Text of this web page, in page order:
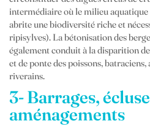
intermédiaire où le milieu
abrite une biodiversité riche et
ripisylves). La bétonisation des
également conduit à la disparition
et de ponte des poissons,
riverains.
3- Barrages,
aménagements